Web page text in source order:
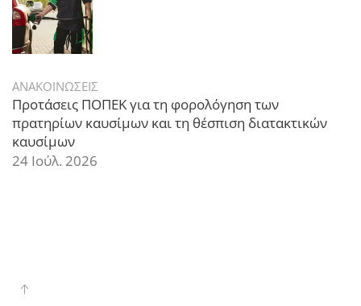
ΑΝΑΚΟΙΝΩΣΕΙΣ
Προτάσεις ΠΟΠΕΚ για τη φορολόγηση των
πρατηρίων καυσίμων και τη θέσπιση διατακτικών
καυσίμων
24 Ιούλ. 2026